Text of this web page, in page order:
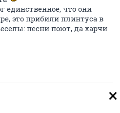
единственное, что они
это прибили плинтуса в
песни поют, да харчи